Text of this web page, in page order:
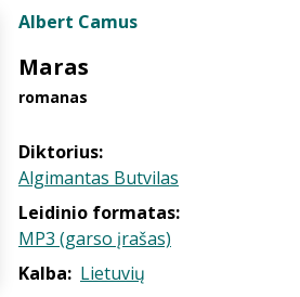
Albert Camus
Maras
romanas
Diktorius:
Algimantas Butvilas
Leidinio formatas:
MP3 (garso įrašas)
Kalba: Lietuvių